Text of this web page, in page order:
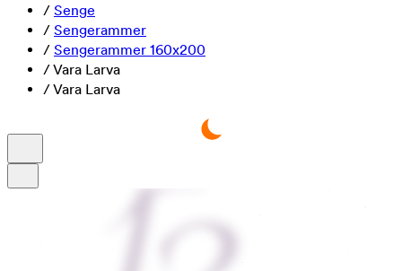
/ Senge
/ Sengerammer
/ Sengerammer 160x200
/Vara Larva
/Vara Larva